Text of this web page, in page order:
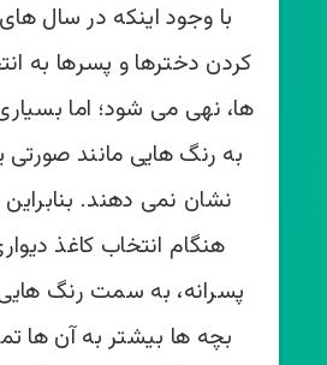
با وجود اینکه در سال
کردن دخترها و پسرها به
ها، نهی می شود؛ اما
به رنگ هایی مانند صورتی
نشان نمی دهند.
هنگام انتخاب کاغذ
پسرانه، به سمت رنگ
بچه ها بیشتر به آن ها